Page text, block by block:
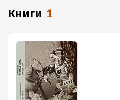
книги 1